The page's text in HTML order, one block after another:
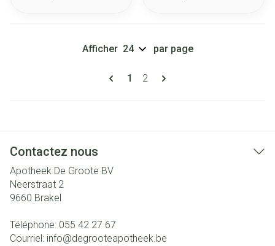
Pages
Vous lisez actuellement la page
1 Page
2
Afficher par page
Contactez nous
Apotheek De Groote BV
Neerstraat 2
9660 Brakel
Téléphone: 055 42 27 67
Courriel: info@degrooteapotheek.be